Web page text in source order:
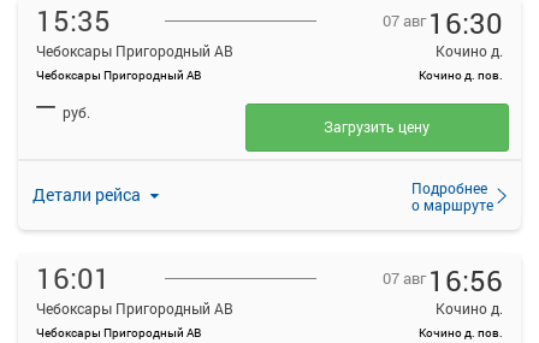
15:35
Чебоксары Пригородный АВ
Чебоксары Пригородный АВ
07 авг 16:30
Кочино д.
Кочино д. пов.
Детали рейса
Подробнее
о маршруте
— руб.
Загрузить цену
16:01
Чебоксары Пригородный АВ
Чебоксары Пригородный АВ
07 авг 16:56
Кочино д.
Кочино д. пов.